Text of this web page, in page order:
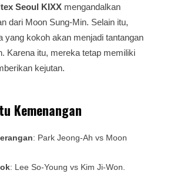
Seoul KIXX mengandalkan
dari Moon Sung-Min. Selain itu,
yang kokoh akan menjadi tantangan
Karena itu, mereka tetap memiliki
kejutan.
Kemenangan
: Park Jeong-Ah vs Moon
: Lee So-Young vs Kim Ji-Won.